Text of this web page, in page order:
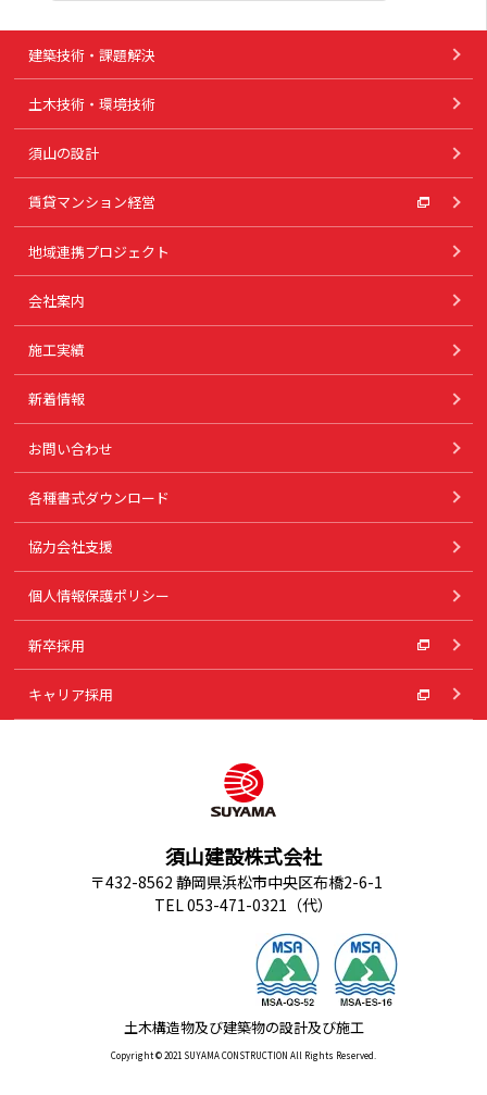
建築技術・課題解決
土木技術・環境技術
須山の設計
賃貸マンション経営
地域連携プロジェクト
会社案内
施工実績
新着情報
お問い合わせ
各種書式ダウンロード
協力会社支援
個人情報保護ポリシー
新卒採用
キャリア採用
須山建設株式会社
〒432-8562 静岡県浜松市中央区布橋2-6-1
TEL 053-471-0321（代）
土木構造物及び建築物の設計及び施工
Copyright © 2021 SUYAMA CONSTRUCTION All Rights Reserved.